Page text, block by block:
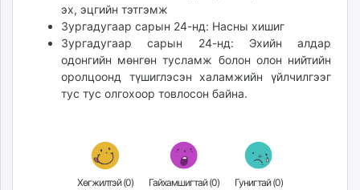
tumen.mn
shuum.mn
times.mn
tvmongolia.mn
mass.mn
эх, эцгийн тэтгэмж
Зургадугаар сарын 24-нд: Насны хишиг
Зургадугаар сарын 24-нд: Эхийн алдар
одонгийн мөнгөн тусламж болон олон нийтийн
оролцоонд түшиглэсэн халамжийн үйлчилгээг
тус тус олгохоор товлосон байна.
Хөгжилтэй (0) Гайхамшигтай (0) Гунигтай (0)